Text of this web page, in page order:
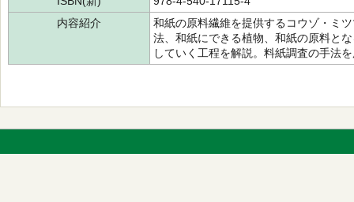
内容紹介
和紙の原料繊維を提供するコウゾ・ミ
法、和紙にできる植物、和紙の原料と
していく工程を解説。料紙調査の手法